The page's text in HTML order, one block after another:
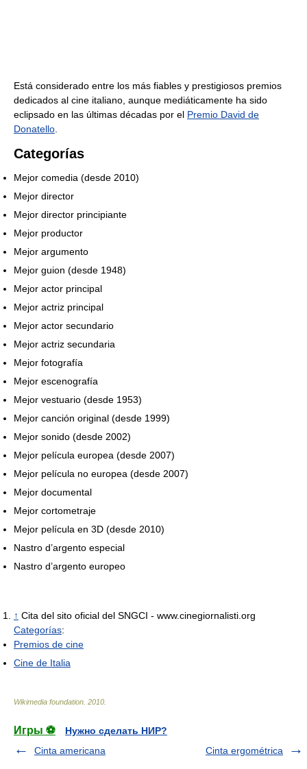
Está considerado entre los más fiables y prestigiosos premios
dedicados al cine italiano, aunque mediáticamente ha sido
eclipsado en las últimas décadas por el Premio David de
Donatello
Categorías
Mejor comedia (desde 2010)
Mejor director
Mejor director principiante
Mejor productor
Mejor argumento
Mejor guion (desde 1948)
Mejor actor principal
Mejor actriz principal
Mejor actor secundario
Mejor actriz secundaria
Mejor fotografía
Mejor escenografía
Mejor vestuario (desde 1953)
Mejor canción original (desde 1999)
Mejor sonido (desde 2002)
Mejor película europea (desde 2007)
Mejor película no europea (desde 2007)
Mejor documental
Mejor cortometraje
Mejor película en 3D (desde 2010)
Nastro d’argento especial
Nastro d’argento europeo
↑ Cita del sito oficial del SNGCI - www.cinegiornalisti.org
Categorías:
Premios de cine
Cine de Italia
Wikimedia foundation 2010
Игры ⚽
Нужно сделать НИР?
Cinta americana
Cinta ergométrica